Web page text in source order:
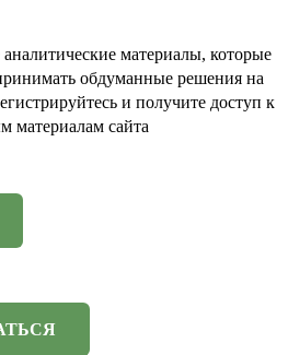
материалы, которые
обдуманные решения на
и получите доступ к
материалам сайта